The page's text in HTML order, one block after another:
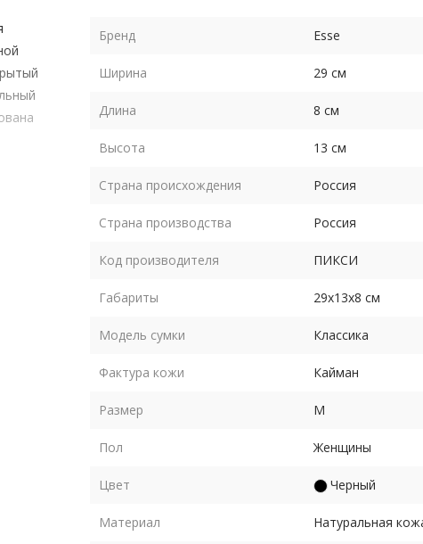
Бренд Esse
Ширина 29 см
Длина 8 см
Высота 13 см
Страна происхождения Россия
Страна производства Россия
Код производителя ПИКСИ
Габариты 29х13х8 см
Модель сумки Классика
Фактура кожи Кайман
Размер M
Пол Женщины
Цвет Черный
Материал Натуральная